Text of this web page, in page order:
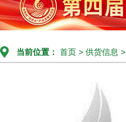
当前位置： 首页 > 供货信息 >